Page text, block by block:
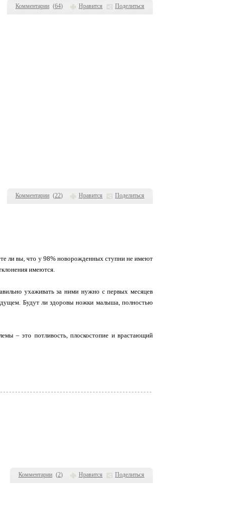
Комментарии (64) Нравится Поделиться
Комментарии (22) Нравится Поделиться
Комментарии (2) Нравится Поделиться
ли вы, что у 98% новорожденных ступни не имеют
имеются.
ухаживать за ними нужно с первых месяцев
Будут ли здоровы ножки малыша, полностью
– это потливость, плоскостопие и врастающий